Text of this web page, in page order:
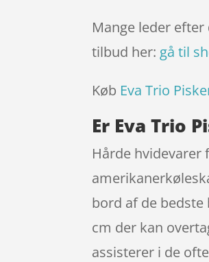
Mange leder
tilbud her: gå til
Køb Eva Trio
Er Eva Trio
Hårde
bord af de bedste
cm der kan
assisterer i de